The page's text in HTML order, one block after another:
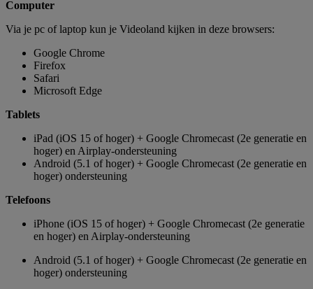
Computer
Via je pc of laptop kun je Videoland kijken in deze browsers:
Google Chrome
Firefox
Safari
Microsoft Edge
Tablets
iPad (iOS 15 of hoger) + Google Chromecast (2e generatie en
hoger) en Airplay-ondersteuning
Android (5.1 of hoger) + Google Chromecast (2e generatie en
hoger) ondersteuning
Telefoons
iPhone (iOS 15 of hoger) + Google Chromecast (2e generatie
en hoger) en Airplay-ondersteuning
Android (5.1 of hoger) + Google Chromecast (2e generatie en
hoger) ondersteuning